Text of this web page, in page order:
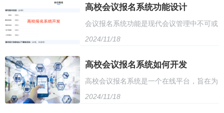
个小程序中，用户可以轻松完成会议报名的
全过程，无需再通过传统繁琐的纸质或电话
高校会议报名系统功能设计
会议报名系统功能是现代会议管理中不可或
缺的一部分，它主要服务于参会者的报名、
信息管理和会议组织者的组织协调。首先，
系统应具备用户注册与登录功能，保障用户
2024/11/18
高校会议报名系统如何开发
高校会议报名系统是一个在线平台，旨在为
参与者提供便捷、高效的会议报名服务。该
2024/11/18